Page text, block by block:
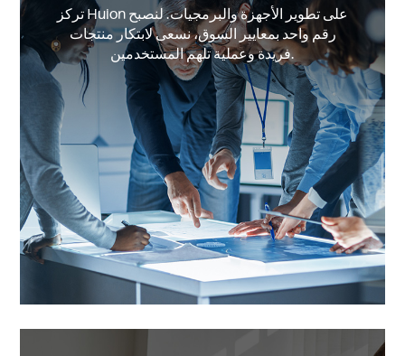
تركز Huion على تطوير الأجهزة والبرمجيات. لنصبح
رقم واحد بمعايير السوق، نسعى لابتكار منتجات
فريدة وعملية تلهم المستخدمين.